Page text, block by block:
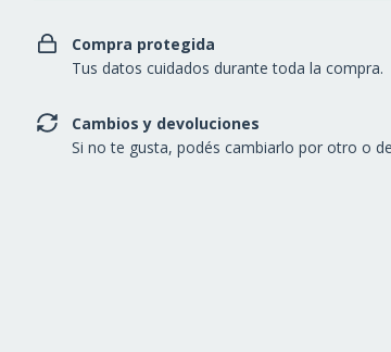
Compra protegida
Tus datos cuidados durante toda la compra.
Cambios y devoluciones
Si no te gusta, podés cambiarlo por otro o